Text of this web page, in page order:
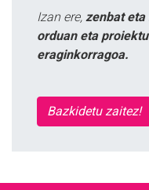
Izan ere, zenbat
orduan eta
eraginkorragoa.
Bazkidetu zaitez!